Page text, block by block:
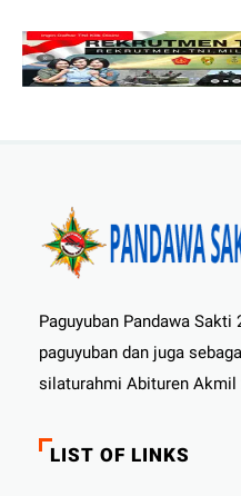
Paguyuban Pandawa
paguyuban dan juga
silaturahmi Abituren Akmil
LIST OF LINKS